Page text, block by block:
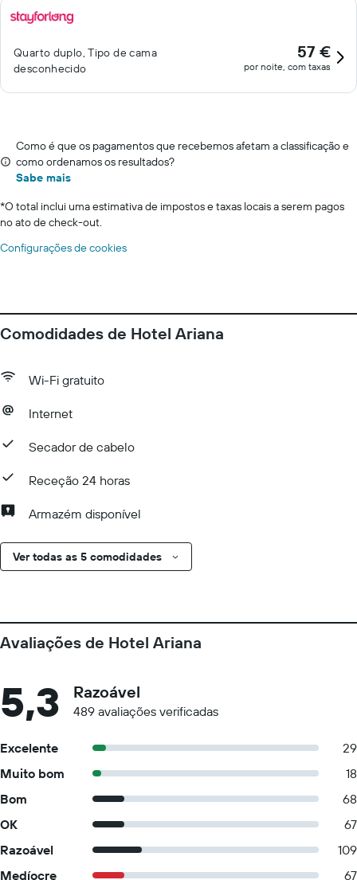
Quarto duplo, Tipo de cama
desconhecido
57 €
por noite, com taxas
Como é que os pagamentos que recebemos afetam a classificação e
como ordenamos os resultados?
Sabe mais
*O total inclui uma estimativa de impostos e taxas locais a serem pagos
no ato de check-out.
Configurações de cookies
Comodidades de Hotel Ariana
Wi-Fi gratuito
Internet
Secador de cabelo
Receção 24 horas
Armazém disponível
Ver todas as 5 comodidades
Avaliações de Hotel Ariana
5,3 Razoável
489 avaliações verificadas
Excelente
29
Muito bom
18
Bom
68
OK
67
Razoável
109
Medíocre
67